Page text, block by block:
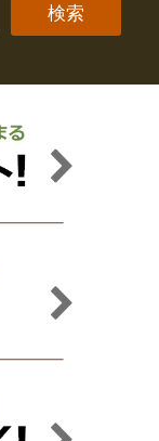
検索